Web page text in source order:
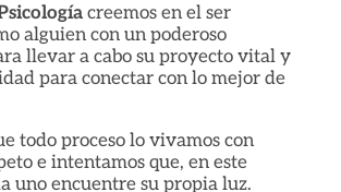
creemos en el ser
alguien con un poderoso
llevar a cabo su proyecto vital y
para conectar con lo mejor de
todo proceso lo vivamos con
e intentamos que, en este
uno encuentre su propia luz.